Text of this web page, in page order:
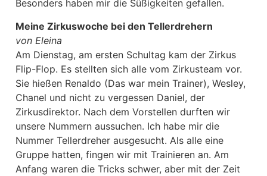
Besonders haben mir die Süßigkeiten gefallen.
Meine Zirkuswoche bei den Tellerdrehern
von Eleina
Am Dienstag, am ersten Schultag kam der Zirkus
Flip-Flop. Es stellten sich alle vom Zirkusteam vor.
Sie hießen Renaldo (Das war mein Trainer), Wesley,
Chanel und nicht zu vergessen Daniel, der
Zirkusdirektor. Nach dem Vorstellen durften wir
unsere Nummern aussuchen. Ich habe mir die
Nummer Tellerdreher ausgesucht. Als alle eine
Gruppe hatten, fingen wir mit Trainieren an. Am
Anfang waren die Tricks schwer, aber mit der Zeit